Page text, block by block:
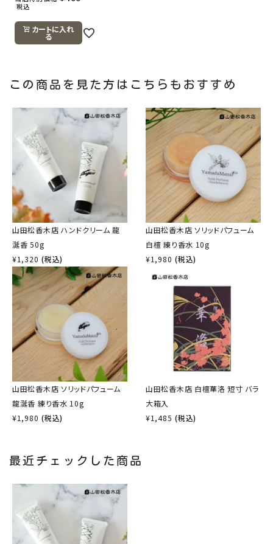
税込
カートに入れ
る
この商品を見た方はこちらもおすすめ
山田松香木店 ハンドクリーム 龍
涎香 50g
¥1,320 (税込)
山田松香木店 ソリッドパフューム
白檀 練り香水 10g
¥1,980 (税込)
山田松香木店 ソリッドパフューム
龍涎香 練り香水 10g
¥1,980 (税込)
山田松香木店 白檀華洛 短寸 バラ
大箱入
¥1,485 (税込)
最近チェックした商品